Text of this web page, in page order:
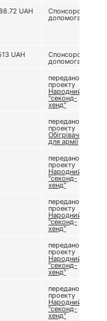
UAH Спонсорська
допомога
UAH Спонсорська
допомога
передано з
проекту
Народний
"секонд-
хенд"
передано з
проекту
Обігрівачі
для армії
передано з
проекту
Народний
"секонд-
хенд"
передано з
проекту
Народний
"секонд-
хенд"
передано з
проекту
Народний
"секонд-
хенд"
передано з
проекту
Народний
"секонд-
хенд"